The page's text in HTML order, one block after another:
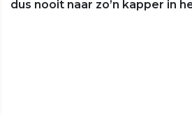
dus nooit naar zo’n kapper in